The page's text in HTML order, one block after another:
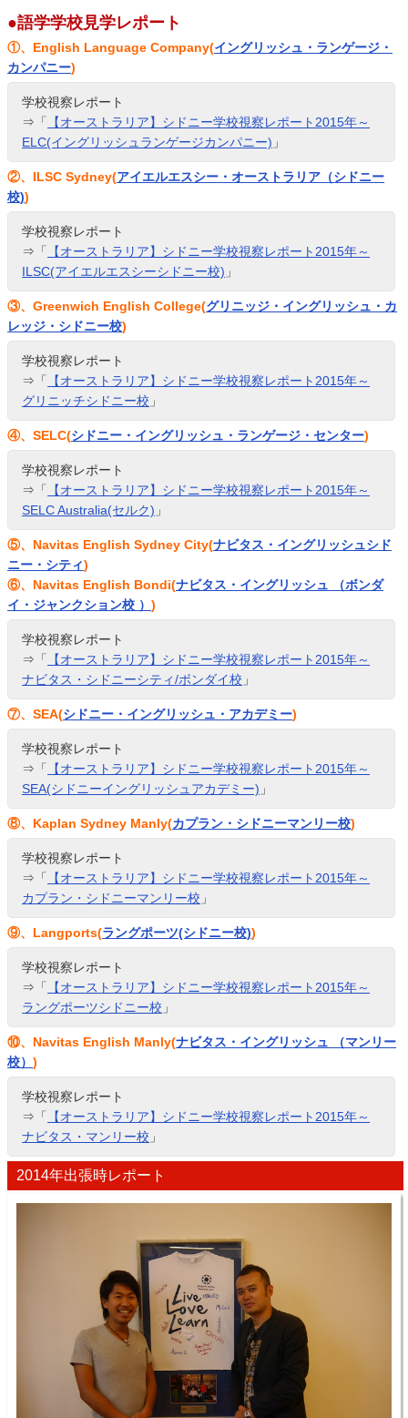
●語学学校見学レポート
①、English Language Company(イングリッシュ・ランゲージ・
カンパニー)
学校視察レポート
⇒「 【オーストラリア】シドニー学校視察レポート2015年～
ELC(イングリッシュランゲージカンパニー) 」
②、ILSC Sydney(アイエルエスシー・オーストラリア（シドニー
校))
学校視察レポート
⇒「 【オーストラリア】シドニー学校視察レポート2015年～
ILSC(アイエルエスシーシドニー校) 」
③、Greenwich English College(グリニッジ・イングリッシュ・カ
レッジ・シドニー校)
学校視察レポート
⇒「 【オーストラリア】シドニー学校視察レポート2015年～
グリニッチシドニー校 」
④、SELC(シドニー・イングリッシュ・ランゲージ・センター)
学校視察レポート
⇒「 【オーストラリア】シドニー学校視察レポート2015年～
SELC Australia(セルク) 」
⑤、Navitas English Sydney City(ナビタス・イングリッシュシド
ニー・シティ)
⑥、Navitas English Bondi(ナビタス・イングリッシュ （ボンダ
イ・ジャンクション校 ）)
学校視察レポート
⇒「 【オーストラリア】シドニー学校視察レポート2015年～
ナビタス・シドニーシティ/ボンダイ校 」
⑦、SEA(シドニー・イングリッシュ・アカデミー)
学校視察レポート
⇒「 【オーストラリア】シドニー学校視察レポート2015年～
SEA(シドニーイングリッシュアカデミー) 」
⑧、Kaplan Sydney Manly(カプラン・シドニーマンリー校)
学校視察レポート
⇒「 【オーストラリア】シドニー学校視察レポート2015年～
カプラン・シドニーマンリー校 」
⑨、Langports(ラングポーツ(シドニー校))
学校視察レポート
⇒「 【オーストラリア】シドニー学校視察レポート2015年～
ラングポーツシドニー校 」
⑩、Navitas English Manly(ナビタス・イングリッシュ （マンリー
校）)
学校視察レポート
⇒「 【オーストラリア】シドニー学校視察レポート2015年～
ナビタス・マンリー校 」
2014年出張時レポート